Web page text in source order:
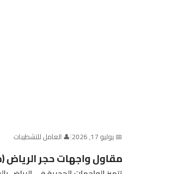
📅 يوليو 17, 2026 |👤 العامل للتشطيبات
مقاول واجهات حجر الرياض